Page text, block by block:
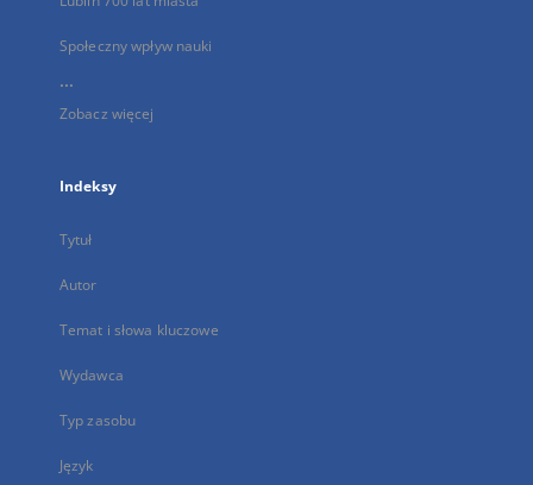
Społeczny wpływ nauki
...
Zobacz więcej
Indeksy
Tytuł
Autor
Temat i słowa kluczowe
Wydawca
Typ zasobu
Język